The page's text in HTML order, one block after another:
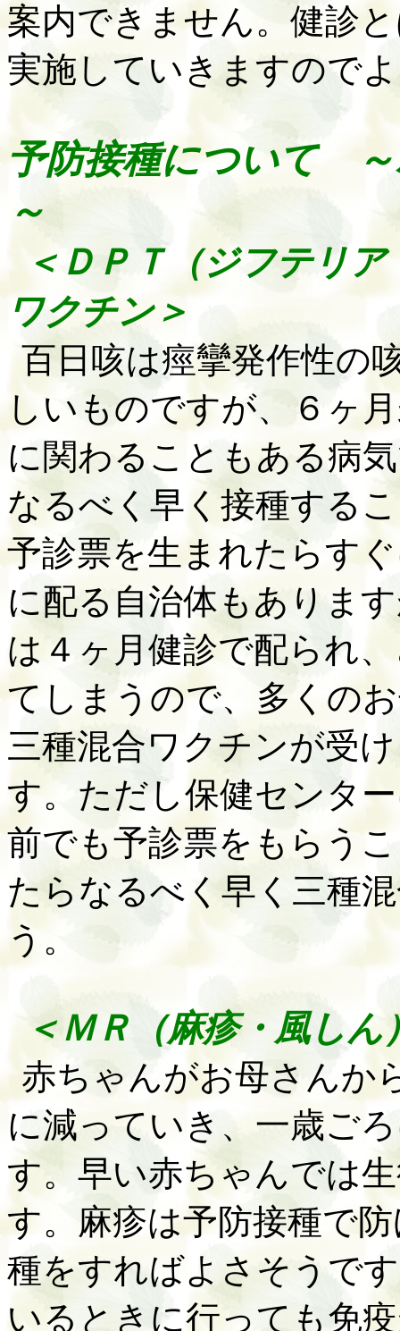
案内できません。健診
実施していきますので
予防接種について ～
～
＜ＤＰＴ（ジフテリ
ワクチン＞
百日咳は痙攣発作性の
しいものですが、６ヶ
に関わることもある病
なるべく早く接種する
予診票を生まれたらす
に配る自治体もありま
は４ヶ月健診で配られ
てしまうので、多くの
三種混合ワクチンが受
す。ただし保健センタ
前でも予診票をもらう
たらなるべく早く三種
う。
＜ＭＲ（麻疹・風し
赤ちゃんがお母さんか
に減っていき、一歳ご
す。早い赤ちゃんでは
す。麻疹は予防接種で
種をすればよさそうで
いるときに行っても免